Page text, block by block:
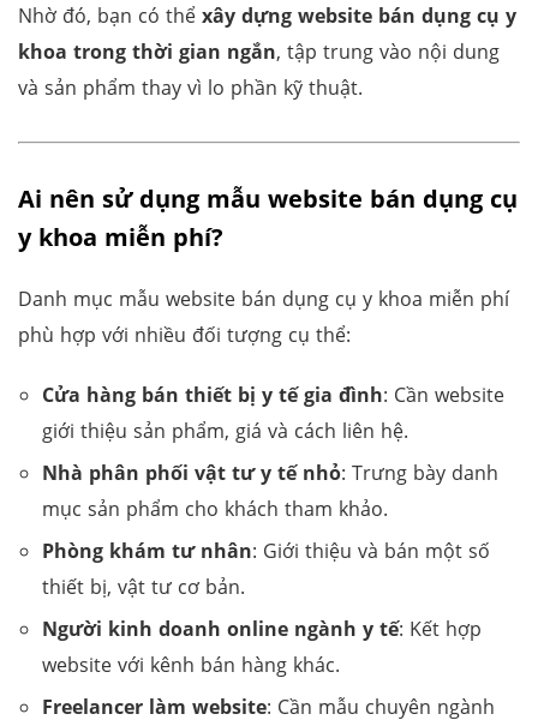
Nhờ đó, bạn có thể xây dựng website bán dụng cụ y
khoa trong thời gian ngắn, tập trung vào nội dung
và sản phẩm thay vì lo phần kỹ thuật.
Ai nên sử dụng mẫu website bán dụng cụ
y khoa miễn phí?
Danh mục mẫu website bán dụng cụ y khoa miễn phí
phù hợp với nhiều đối tượng cụ thể:
Cửa hàng bán thiết bị y tế gia đình: Cần website
giới thiệu sản phẩm, giá và cách liên hệ.
Nhà phân phối vật tư y tế nhỏ: Trưng bày danh
mục sản phẩm cho khách tham khảo.
Phòng khám tư nhân: Giới thiệu và bán một số
thiết bị, vật tư cơ bản.
Người kinh doanh online ngành y tế: Kết hợp
website với kênh bán hàng khác.
Freelancer làm website: Cần mẫu chuyên ngành